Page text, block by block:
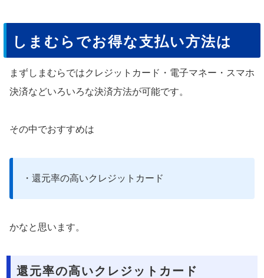
しまむらでお得な支払い方法は
まずしまむらではクレジットカード・電子マネー・スマホ
決済などいろいろな決済方法が可能です。
その中でおすすめは
・還元率の高いクレジットカード
かなと思います。
還元率の高いクレジットカード